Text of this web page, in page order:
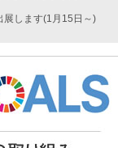
展します(1月15日～)